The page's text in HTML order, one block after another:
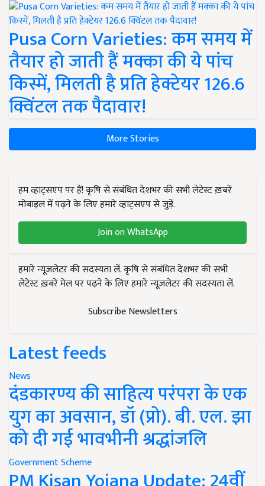
Pusa Corn Varieties: कम समय में
तैयार हो जाती हैं मक्का की ये पांच
किस्में, मिलती है प्रति हेक्टेयर 126.6
क्विंटल तक पैदावार!
More Stories
हम व्हाट्सएप पर हैं! कृषि से संबंधित देशभर की सभी लेटेस्ट ख़बरें
मोबाइल में पढ़ने के लिए हमारे व्हाट्सएप से जुड़ें.
Join on WhatsApp
हमारे न्यूज़लेटर की सदस्यता लें. कृषि से संबंधित देशभर की सभी
लेटेस्ट ख़बरें मेल पर पढ़ने के लिए हमारे न्यूज़लेटर की सदस्यता लें.
Subscribe Newsletters
Latest feeds
News
दंडकारण्य की साहित्य परंपरा के एक
युग का अवसान, डॉ (प्रो). बी. एल. झा
को दी गई भावभीनी श्रद्धांजलि
Government Scheme